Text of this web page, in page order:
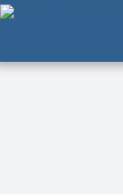
Zum
Inhalt